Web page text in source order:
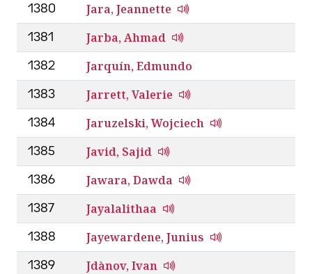
1380 Jara, Jeannette
1381 Jarba, Ahmad
1382 Jarquín, Edmundo
1383 Jarrett, Valerie
1384 Jaruzelski, Wojciech
1385 Javid, Sajid
1386 Jawara, Dawda
1387 Jayalalithaa
1388 Jayewardene, Junius
1389 Jdànov, Ivan